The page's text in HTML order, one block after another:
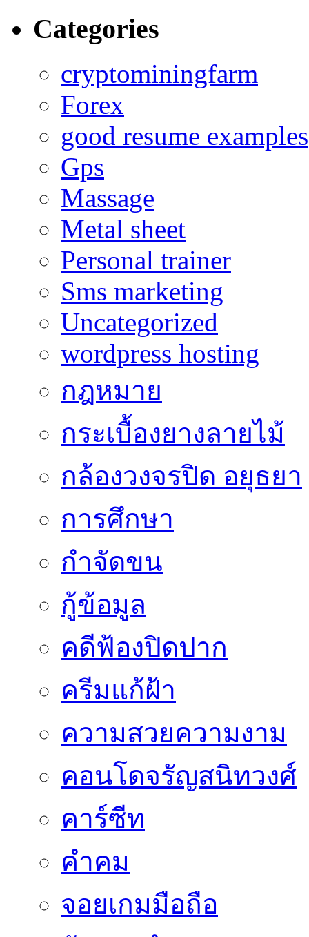
Categories
cryptominingfarm
Forex
good resume examples
Gps
Massage
Metal sheet
Personal trainer
Sms marketing
Uncategorized
wordpress hosting
กฎหมาย
กระเบื้องยางลายไม้
กล้องวงจรปิด อยุธยา
การศึกษา
กำจัดขน
กู้ข้อมูล
คดีฟ้องปิดปาก
ครีมแก้ฝ้า
ความสวยความงาม
คอนโดจรัญสนิทวงศ์
คาร์ซีท
คำคม
จอยเกมมือถือ